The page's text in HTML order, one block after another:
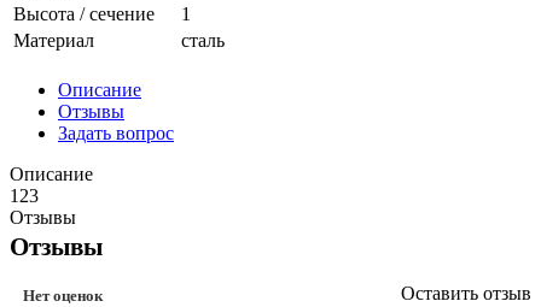
Высота / сечение
1
Материал
сталь
Описание
Отзывы
Задать вопрос
Описание
123
Отзывы
Отзывы
Нет оценок
Оставить отзыв